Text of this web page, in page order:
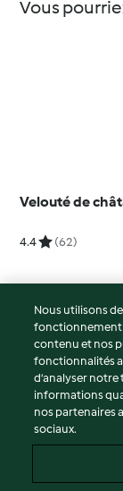
Vous
Velouté de
4.4 (62)
© Copyright 2026
Conditions
Politique de
Non-
Mentions légales
Contenu du
Nous utilisons
fonctionnement
contenu et nos
fonctionnalités
d’analyser
informations
nos partenaires
sociaux.